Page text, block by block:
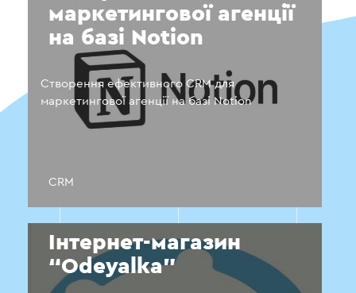
маркетингової агенції
на базі Notion
Створення ефективного CRM для
маркетингової агенції на базі Notion
CRM
Інтернет-магазин
“Odeyalka”